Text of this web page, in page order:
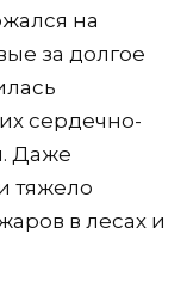
на
за долгое
сердечно-
Даже
тяжело
в лесах и